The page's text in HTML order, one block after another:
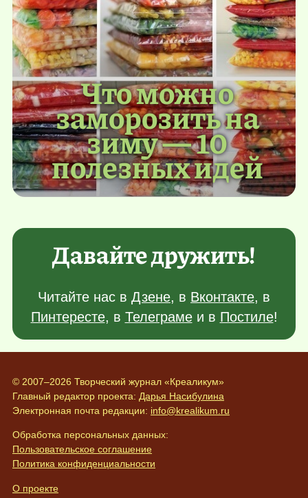
Что можно
заморозить на
зиму — 10
полезных идей
Давайте дружить!
Читайте нас в Дзене, в Вконтакте, в
Пинтересте, в Телеграмеи в Постиле!
© 2007–2026 Творческий журнал «Креаликум»
Главный редактор проекта: Дарья Насибулина
Электронная почта редакции: info@krealikum.ru
Обработка персональных данных:
Пользовательское соглашение
Политика конфиденциальности
О проекте